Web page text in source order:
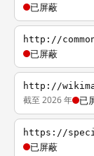
已屏蔽
http://
已屏蔽
http://
截至 2026 年 已
https://
已屏蔽